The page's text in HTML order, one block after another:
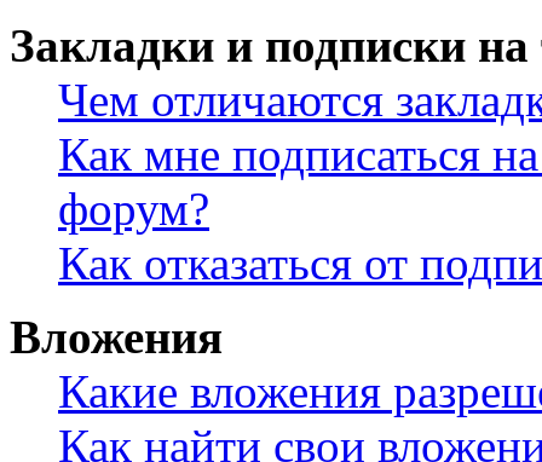
Закладки и подписки
Чем отличаются
Как мне подписаться
форум?
Как отказаться от
Вложения
Какие вложения
Как найти свои